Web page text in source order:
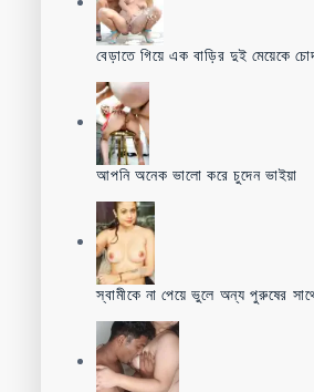
বেড়াতে গিয়ে এক বাড়ির দুই মেয়েকে
আপনি অনেক ভালো করে চুদেন ভাইয়া
স্বামীকে না পেয়ে ভুলে অন্য পুরুষের